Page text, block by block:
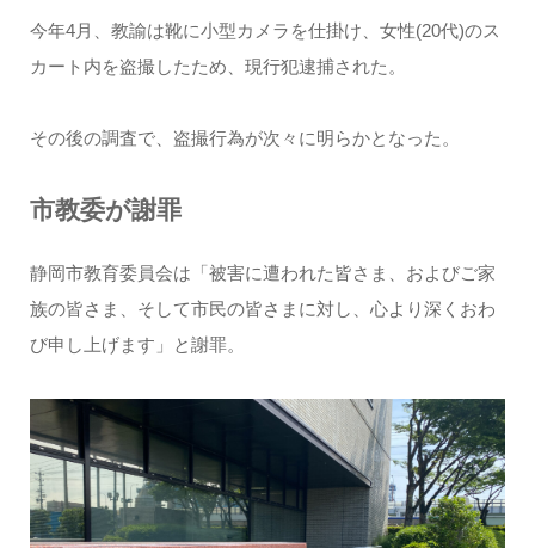
今年4月、教諭は靴に小型カメラを仕掛け、女性(20代)のス
カート内を盗撮したため、現行犯逮捕された。
その後の調査で、盗撮行為が次々に明らかとなった。
市教委が謝罪
静岡市教育委員会は「被害に遭われた皆さま、およびご家
族の皆さま、そして市民の皆さまに対し、心より深くおわ
び申し上げます」と謝罪。